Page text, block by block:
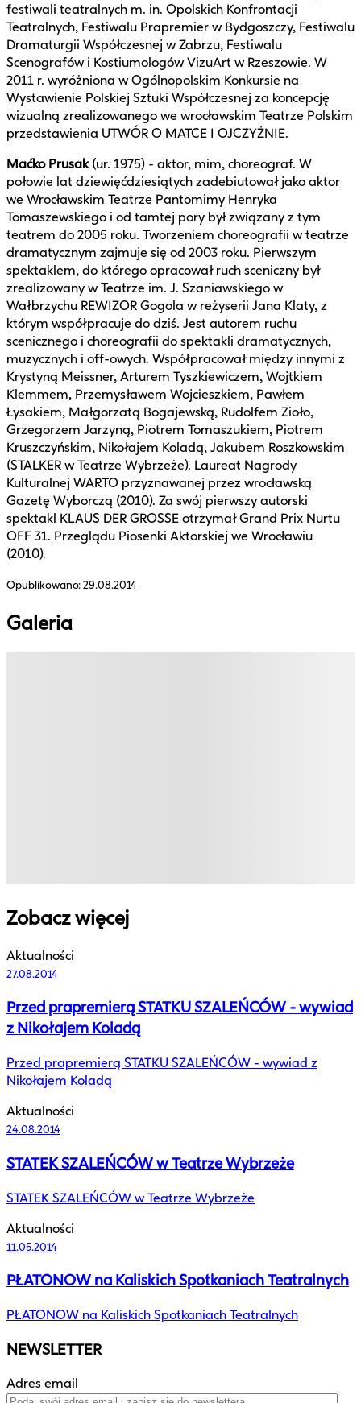
festiwali teatralnych m. in. Opolskich Konfrontacji
Teatralnych, Festiwalu Prapremier w Bydgoszczy, Festiwalu
Dramaturgii Współczesnej w Zabrzu, Festiwalu
Scenografów i Kostiumologów VizuArt w Rzeszowie. W
2011 r. wyróżniona w Ogólnopolskim Konkursie na
Wystawienie Polskiej Sztuki Współczesnej za koncepcję
wizualną zrealizowanego we wrocławskim Teatrze Polskim
przedstawienia UTWÓR O MATCE I OJCZYŹNIE.
Maćko Prusak (ur. 1975) - aktor, mim, choreograf. W
połowie lat dziewięćdziesiątych zadebiutował jako aktor
we Wrocławskim Teatrze Pantomimy Henryka
Tomaszewskiego i od tamtej pory był związany z tym
teatrem do 2005 roku. Tworzeniem choreografii w teatrze
dramatycznym zajmuje się od 2003 roku. Pierwszym
spektaklem, do którego opracował ruch sceniczny był
zrealizowany w Teatrze im. J. Szaniawskiego w
Wałbrzychu REWIZOR Gogola w reżyserii Jana Klaty, z
którym współpracuje do dziś. Jest autorem ruchu
scenicznego i choreografii do spektakli dramatycznych,
muzycznych i off-owych. Współpracował między innymi z
Krystyną Meissner, Arturem Tyszkiewiczem, Wojtkiem
Klemmem, Przemysławem Wojcieszkiem, Pawłem
Łysakiem, Małgorzatą Bogajewską, Rudolfem Zioło,
Grzegorzem Jarzyną, Piotrem Tomaszukiem, Piotrem
Kruszczyńskim, Nikołajem Koladą, Jakubem Roszkowskim
(STALKER w Teatrze Wybrzeże). Laureat Nagrody
Kulturalnej WARTO przyznawanej przez wrocławską
Gazetę Wyborczą (2010). Za swój pierwszy autorski
spektakl KLAUS DER GROSSE otrzymał Grand Prix Nurtu
OFF 31. Przeglądu Piosenki Aktorskiej we Wrocławiu
(2010).
Opublikowano:29.08.2014
Galeria
Zobacz więcej
Aktualności
27.08.2014
Przed prapremierą STATKU SZALEŃCÓW - wywiad
z Nikołajem Koladą
Przed prapremierą STATKU SZALEŃCÓW - wywiad z
Nikołajem Koladą
Aktualności
24.08.2014
STATEK SZALEŃCÓW w Teatrze Wybrzeże
STATEK SZALEŃCÓW w Teatrze Wybrzeże
Aktualności
11.05.2014
PŁATONOW na Kaliskich Spotkaniach Teatralnych
PŁATONOW na Kaliskich Spotkaniach Teatralnych
NEWSLETTER
Adres email